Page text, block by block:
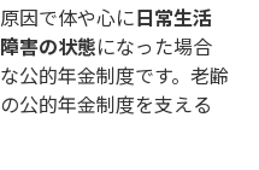
因で体や心に日常生活
害の状態になった場合
公的年金制度です。老齢
公的年金制度を支える